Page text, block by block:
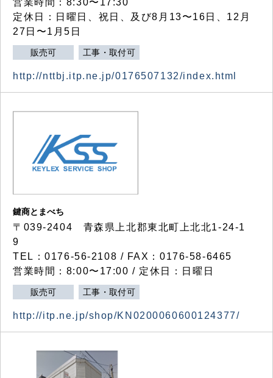
営業時間：8:30〜17:30
定休日：日曜日、祝日、及び8月13〜16日、12月
27日〜1月5日
販売可 工事・取付可
http://nttbj.itp.ne.jp/0176507132/index.html
鍵商とまべち
〒039-2404 青森県上北郡東北町上北北1-24-1
9
TEL：0176-56-2108 / FAX：0176-58-6465
営業時間：8:00〜17:00 / 定休日：日曜日
販売可 工事・取付可
http://itp.ne.jp/shop/KN0200060600124377/